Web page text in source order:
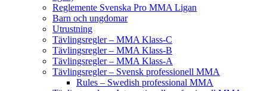
Reglemente Svenska Pro MMA Ligan
Barn och ungdomar
Utrustning
Tävlingsregler – MMA Klass-C
Tävlingsregler – MMA Klass-B
Tävlingsregler – MMA Klass-A
Tävlingsregler – Svensk professionell MMA
Rules – Swedish professional MMA